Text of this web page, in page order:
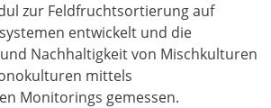
zur Feldfruchtsortierung auf
entwickelt und die
Nachhaltigkeit von Mischkulturen
mittels
Monitorings gemessen.